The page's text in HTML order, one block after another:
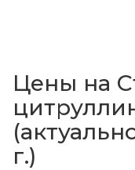
Цены на
г.)